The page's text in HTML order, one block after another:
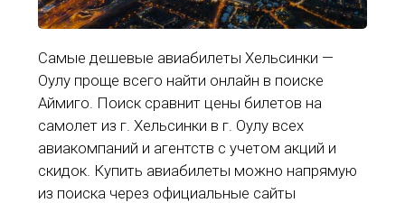
Самые дешевые авиабилеты Хельсинки —
Оулу проще всего найти онлайн в поиске
Аймиго. Поиск сравнит цены билетов на
самолет из г. Хельсинки в г. Оулу всех
авиакомпаний и агентств с учетом акций и
скидок. Купить авиабилеты можно напрямую
из поиска через официальные сайты